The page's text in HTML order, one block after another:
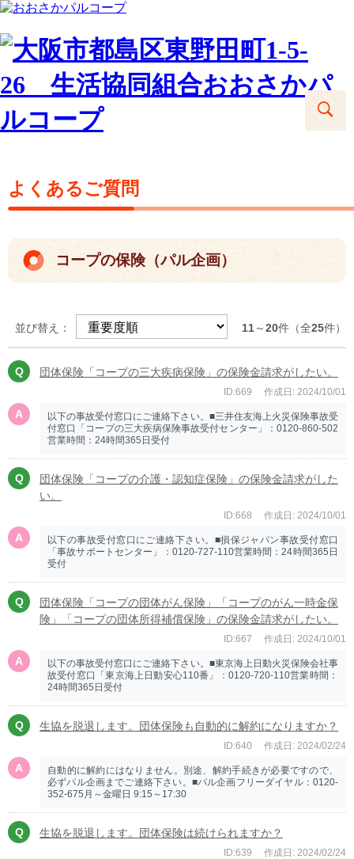
よくあるご質問
コープの保険（パル企画）
並び替え： 11～20件（全25件）
団体保険「コープの三大疾病保険」の保険金請求がしたい。
ID:669 作成日: 2024/10/01
以下の事故受付窓口にご連絡下さい。■三井住友海上火災保険事故受
付窓口「コープの三大疾病保険事故受付センター」：0120-860-502
営業時間：24時間365日受付
団体保険「コープの介護・認知症保険」の保険金請求がした
い。
ID:668 作成日: 2024/10/01
以下の事故受付窓口にご連絡下さい。■損保ジャパン事故受付窓口
「事故サポートセンター」：0120-727-110営業時間：24時間365日
受付
団体保険「コープの団体がん保険」「コープのがん一時金保
険」「コープの団体所得補償保険」の保険金請求がしたい。
ID:667 作成日: 2024/10/01
以下の事故受付窓口にご連絡下さい。■東京海上日動火災保険会社事
故受付窓口「東京海上日動安心110番」：0120-720-110営業時間：
24時間365日受付
生協を脱退します。団体保険も自動的に解約になりますか？
ID:640 作成日: 2024/02/24
自動的に解約にはなりません。別途、解約手続きが必要ですので、
必ずパル企画までご連絡下さい。■パル企画フリーダイヤル：0120-
352-675月～金曜日 9:15～17:30
生協を脱退します。団体保険は続けられますか？
ID:639 作成日: 2024/02/24